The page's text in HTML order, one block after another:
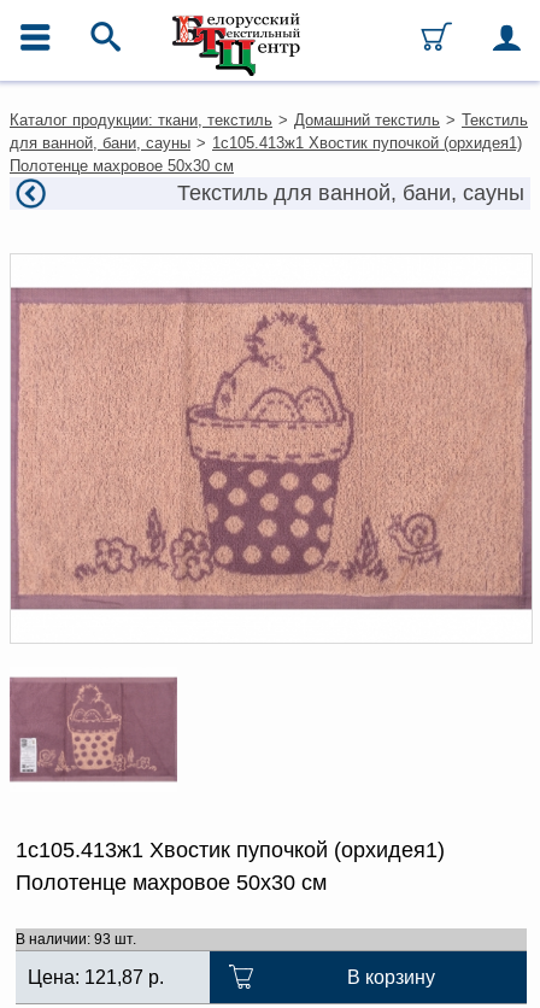
Каталог
Ткани
Домашний текстиль
Одежда
Текстиль для ресторанов и
Текстильная галантерея и
фурнитура
Условия работы
Оплата и доставка
Как оформить заказ
Вакансии
Как нас найти
Написать нам
Доверенность на
получение груза
Документы по работе с
Письмо руководителю
Новости | Статьи
Каталог продукции: ткани, текстиль > Домашний текстиль > Текстиль
для ванной, бани, сауны > 1с105.413ж1 Хвостик пупочкой (орхидея1)
Полотенце махровое 50х30 см
Текстиль для ванной, бани, сауны
1с105.413ж1 Хвостик пупочкой (орхидея1)
Полотенце махровое 50х30 см
В наличии: 93 шт.
Цена: 121,87 р. В корзину